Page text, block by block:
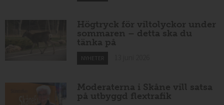
Högtryck för viltolyckor under
sommaren – detta ska du
tänka på
NYHETER
Moderaterna i Skåne vill satsa
på utbyggd flextrafik